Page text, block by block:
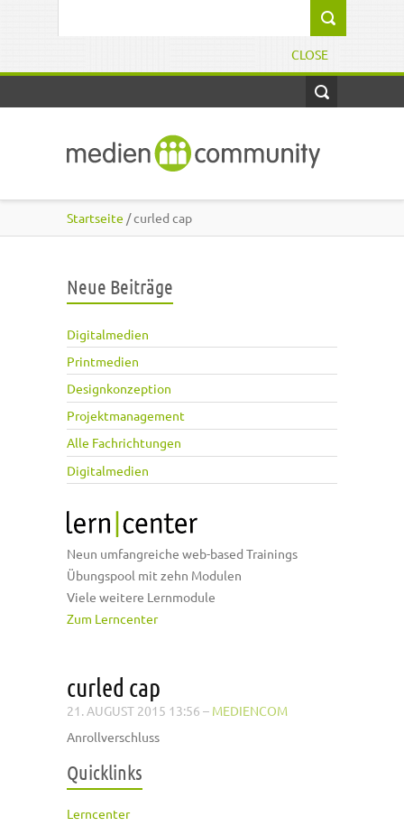
CLOSE
Startseite / curled cap
Neue Beiträge
Digitalmedien
Printmedien
Designkonzeption
Projektmanagement
Alle Fachrichtungen
Digitalmedien
Neun umfangreiche web-based Trainings
Übungspool mit zehn Modulen
Viele weitere Lernmodule
Zum Lerncenter
curled cap
21. AUGUST 2015 13:56 – MEDIENCOM
Anrollverschluss
Quicklinks
Lerncenter